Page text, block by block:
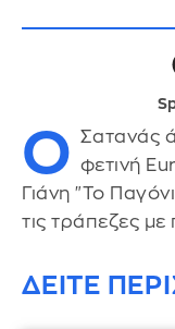
Ο Σατανάς
φετινή
Γιάνη "Το
τις τράπεζες
ΔΕΙΤΕ